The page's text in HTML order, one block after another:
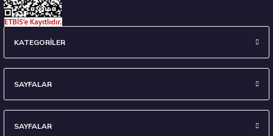
KATEGORİLER
SAYFALAR
SAYFALAR